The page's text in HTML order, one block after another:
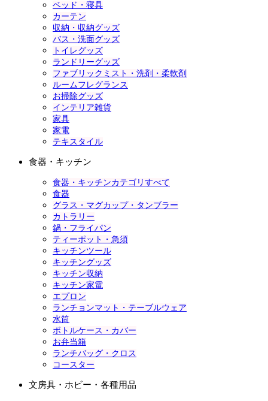
ベッド・寝具
カーテン
収納・収納グッズ
バス・洗面グッズ
トイレグッズ
ランドリーグッズ
ファブリックミスト・洗剤・柔軟剤
ルームフレグランス
お掃除グッズ
インテリア雑貨
家具
家電
テキスタイル
食器・キッチン
食器・キッチンカテゴリすべて
食器
グラス・マグカップ・タンブラー
カトラリー
鍋・フライパン
ティーポット・急須
キッチンツール
キッチングッズ
キッチン収納
キッチン家電
エプロン
ランチョンマット・テーブルウェア
水筒
ボトルケース・カバー
お弁当箱
ランチバッグ・クロス
コースター
文房具・ホビー・各種用品